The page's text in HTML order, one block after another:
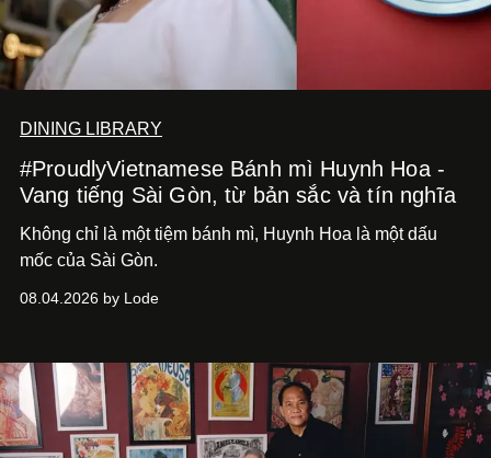
DINING LIBRARY
#ProudlyVietnamese Bánh mì Huynh Hoa -
Vang tiếng Sài Gòn, từ bản sắc và tín nghĩa
Không chỉ là một tiệm bánh mì, Huynh Hoa là một dấu
mốc của Sài Gòn.
08.04.2026 by Lode